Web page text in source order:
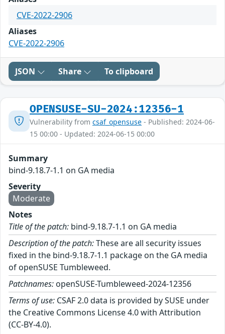
CVE-2022-2906
Aliases
CVE-2022-2906
JSON Share To clipboard
OPENSUSE-SU-2024:12356-1
Vulnerability from csaf_opensuse - Published: 2024-06-
15 00:00 - Updated: 2024-06-15 00:00
Summary
bind-9.18.7-1.1 on GA media
Severity
Moderate
Notes
Title of the patch: bind-9.18.7-1.1 on GA media
Description of the patch:These are all security issues
fixed in the bind-9.18.7-1.1 package on the GA media
of openSUSE Tumbleweed.
Patchnames: openSUSE-Tumbleweed-2024-12356
Terms of use: CSAF 2.0 data is provided by SUSE under
the Creative Commons License 4.0 with Attribution
(CC-BY-4.0).